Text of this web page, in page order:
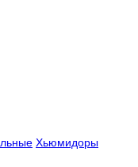
Хьюмидоры